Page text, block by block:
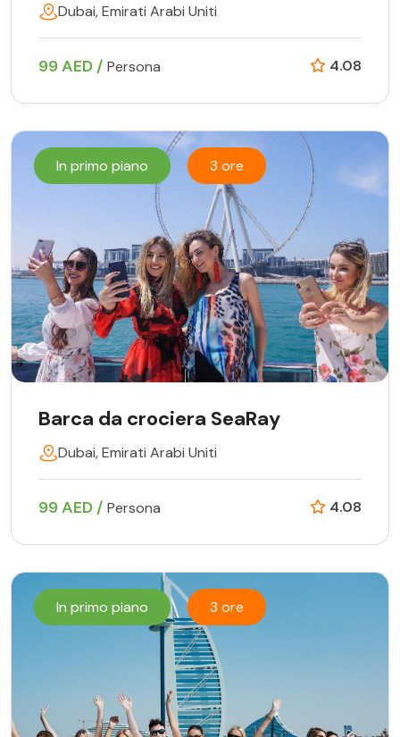
Dubai, Emirati Arabi Uniti
99 AED / Persona 4.08
In primo piano 3 ore
Barca da crociera SeaRay
Dubai, Emirati Arabi Uniti
99 AED / Persona 4.08
In primo piano 3 ore